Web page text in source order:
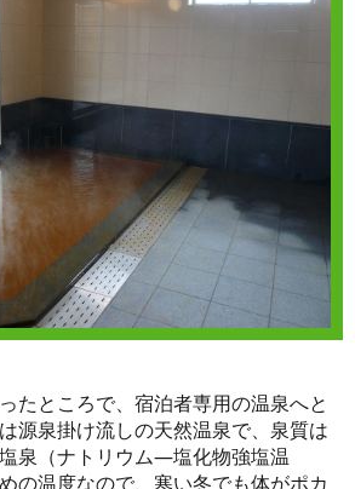
たところで、宿泊者専用の温泉へと
源泉掛け流しの天然温泉で、泉質は
泉（ナトリウム―塩化物強塩温
の温度なので、寒い冬でも体がポカ